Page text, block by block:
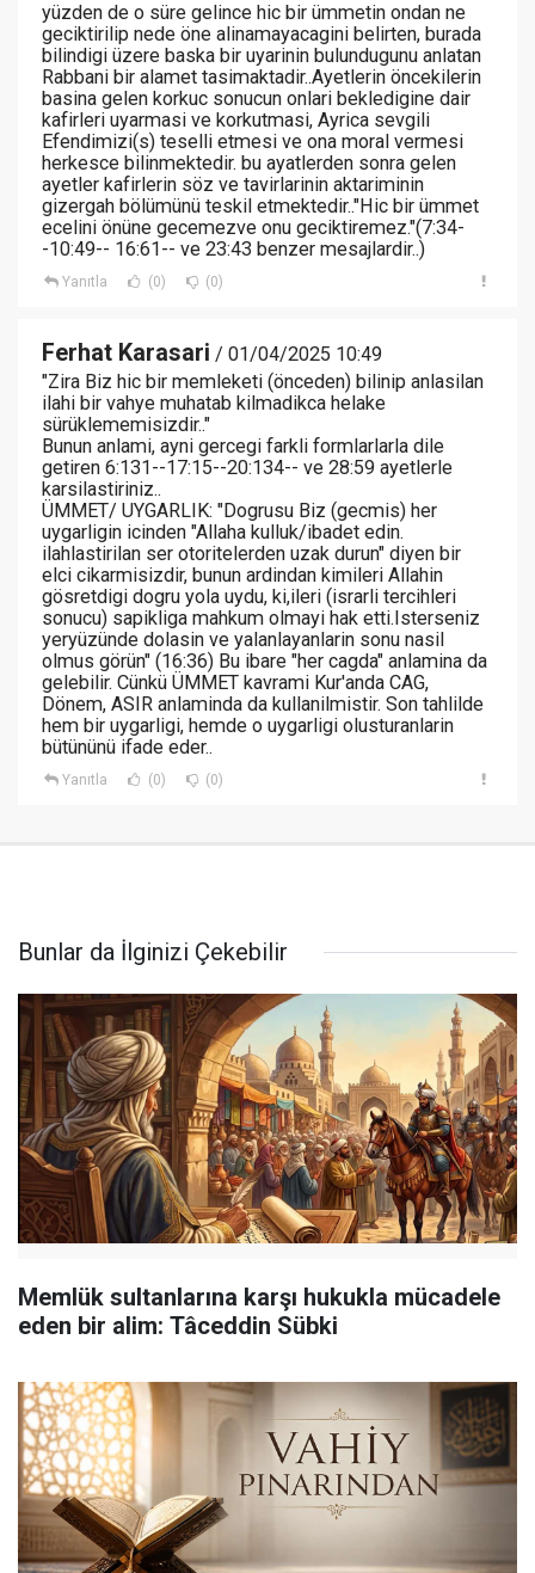
yüzden de o süre gelince hic bir ümmetin ondan ne
geciktirilip nede öne alinamayacagini belirten, burada
bilindigi üzere baska bir uyarinin bulundugunu anlatan
Rabbani bir alamet tasimaktadir..Ayetlerin öncekilerin
basina gelen korkuc sonucun onlari bekledigine dair
kafirleri uyarmasi ve korkutmasi, Ayrica sevgili
Efendimizi(s) teselli etmesi ve ona moral vermesi
herkesce bilinmektedir. bu ayatlerden sonra gelen
ayetler kafirlerin söz ve tavirlarinin aktariminin
gizergah bölümünü teskil etmektedir.."Hic bir ümmet
ecelini önüne gecemezve onu geciktiremez."(7:34-
-10:49-- 16:61-- ve 23:43 benzer mesajlardir..)
Yanıtla (0) (0)
Ferhat Karasari / 01/04/2025 10:49
"Zira Biz hic bir memleketi (önceden) bilinip anlasilan
ilahi bir vahye muhatab kilmadikca helake
sürüklememisizdir.."
Bunun anlami, ayni gercegi farkli formlarlarla dile
getiren 6:131--17:15--20:134-- ve 28:59 ayetlerle
karsilastiriniz..
ÜMMET/ UYGARLIK: "Dogrusu Biz (gecmis) her
uygarligin icinden "Allaha kulluk/ibadet edin.
ilahlastirilan ser otoritelerden uzak durun" diyen bir
elci cikarmisizdir, bunun ardindan kimileri Allahin
gösretdigi dogru yola uydu, ki,ileri (israrli tercihleri
sonucu) sapikliga mahkum olmayi hak etti.Isterseniz
yeryüzünde dolasin ve yalanlayanlarin sonu nasil
olmus görün" (16:36) Bu ibare "her cagda" anlamina da
gelebilir. Cünkü ÜMMET kavrami Kur'anda CAG,
Dönem, ASIR anlaminda da kullanilmistir. Son tahlilde
hem bir uygarligi, hemde o uygarligi olusturanlarin
bütününü ifade eder..
Yanıtla (0) (0)
Bunlar da İlginizi Çekebilir
Memlük sultanlarına karşı hukukla mücadele
eden bir alim: Tâceddin Sübki